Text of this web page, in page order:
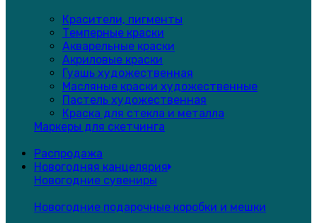
Красители, пигменты
Темперные краски
Акварельные краски
Акриловые краски
Гуашь художественная
Масляные краски художественные
Пастель художественная
Краска для стекла и металла
Маркеры для скетчинга
Распродажа
Новогодняя канцелярия
Новогодние сувениры
Новогодние подарочные коробки и мешки